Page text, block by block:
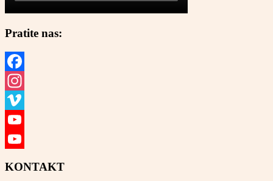
Pratite nas:
Facebook
Instagram
Vimeo
YouTube
KONTAKT